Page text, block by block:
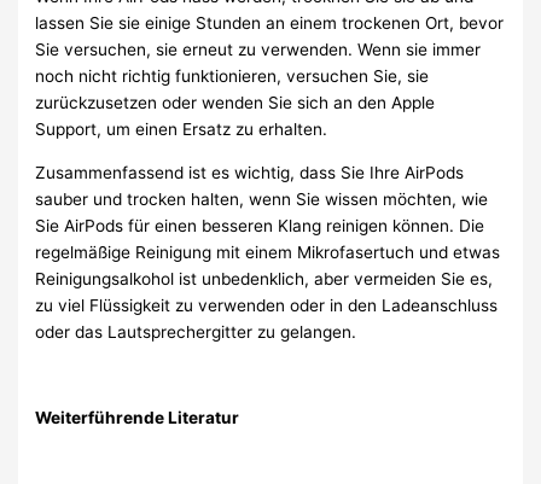
lassen Sie sie einige Stunden an einem trockenen Ort, bevor
Sie versuchen, sie erneut zu verwenden. Wenn sie immer
noch nicht richtig funktionieren, versuchen Sie, sie
zurückzusetzen oder wenden Sie sich an den Apple
Support, um einen Ersatz zu erhalten.
Zusammenfassend ist es wichtig, dass Sie Ihre AirPods
sauber und trocken halten, wenn Sie wissen möchten, wie
Sie AirPods für einen besseren Klang reinigen können. Die
regelmäßige Reinigung mit einem Mikrofasertuch und etwas
Reinigungsalkohol ist unbedenklich, aber vermeiden Sie es,
zu viel Flüssigkeit zu verwenden oder in den Ladeanschluss
oder das Lautsprechergitter zu gelangen.
Weiterführende Literatur